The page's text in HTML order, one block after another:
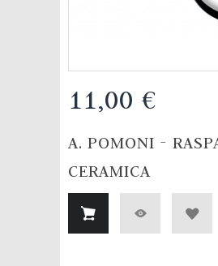
11,00 €
A. POMONI -
CERAMICA